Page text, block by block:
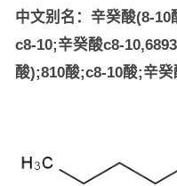
中文别名：辛癸酸(8-
c8-10;辛癸酸c8-
酸);810酸;c8-10酸;辛癸